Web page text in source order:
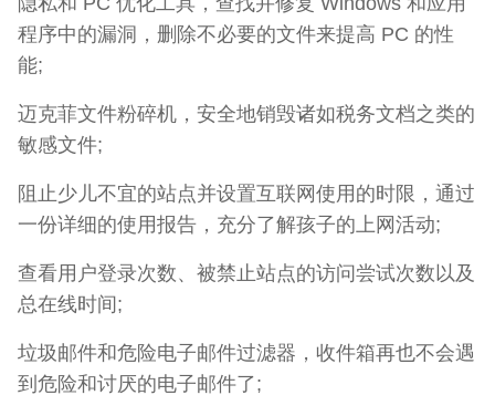
程序中的漏洞，删除不必要的文件来提高 PC 的性
能;
迈克菲文件粉碎机，安全地销毁诸如税务文档之类的
敏感文件;
阻止少儿不宜的站点并设置互联网使用的时限，通过
一份详细的使用报告，充分了解孩子的上网活动;
查看用户登录次数、被禁止站点的访问尝试次数以及
总在线时间;
垃圾邮件和危险电子邮件过滤器，收件箱再也不会遇
到危险和讨厌的电子邮件了;